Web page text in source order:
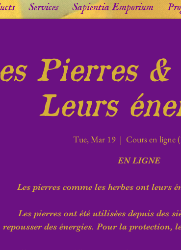
Services Sapientia Emporium
Pierres &
Leurs
Tue, Mar 19
  |
Cours en ligne
EN LIGNE
Les pierres comme les herbes ont leurs
Les pierres ont été utilisées depuis des
repousser des énergies. Pour la protection,